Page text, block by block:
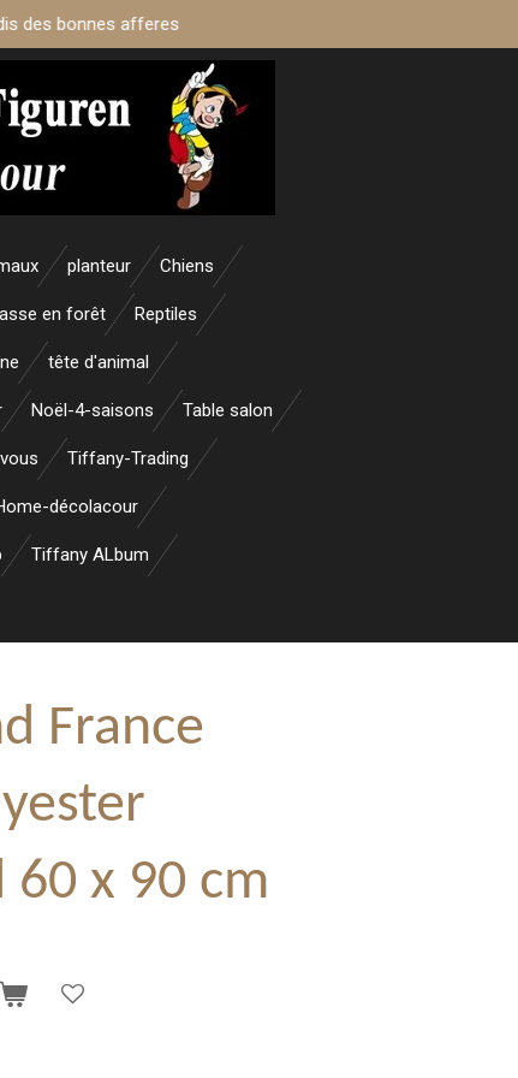
des bonnes afferes
planteur Chiens
en forêt Reptiles
tête d'animal
Noël-4-saisons Table salon
Tiffany-Trading
décolacour
Tiffany ALbum
France
x 90 cm